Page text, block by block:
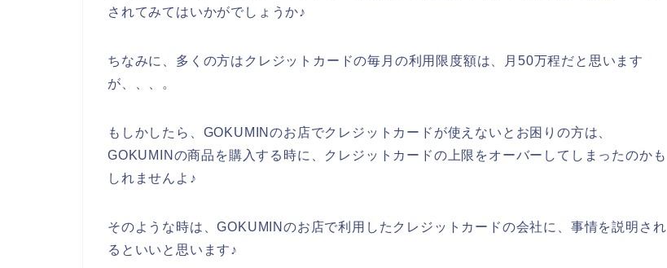
されてみてはいかがでしょうか♪
ちなみに、多くの方はクレジットカードの毎月の利用限度額は、月50万程だと思います
が、、、。
もしかしたら、GOKUMINのお店でクレジットカードが使えないとお困りの方は、
GOKUMINの商品を購入する時に、クレジットカードの上限をオーバーしてしまったのかも
しれませんよ♪
そのような時は、GOKUMINのお店で利用したクレジットカードの会社に、事情を説明され
るといいと思います♪